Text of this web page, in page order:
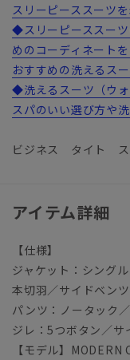
スリーピーススーツ
◆スリーピーススー
めのコーディネート
おすすめの洗えるス
◆洗えるスーツ（ウ
スパのいい選び方や
ビジネス タイト
アイテム詳細
【仕様】
ジャケット：シング
本切羽／サイドベンツ
パンツ：ノータック
ジレ：5つボタン／サ
【モデル】MODERN